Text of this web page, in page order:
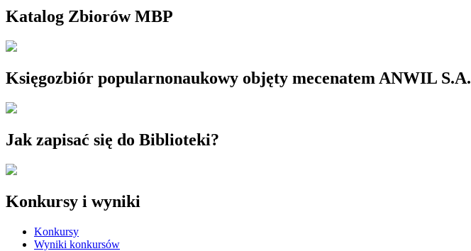
Katalog Zbiorów MBP
Księgozbiór popularnonaukowy objęty mecenatem ANWIL S.A.
Jak zapisać się do Biblioteki?
Konkursy i wyniki
Konkursy
Wyniki konkursów